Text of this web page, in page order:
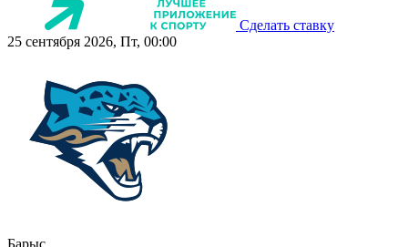
Сделать ставку
25 сентября 2026, Пт, 00:00